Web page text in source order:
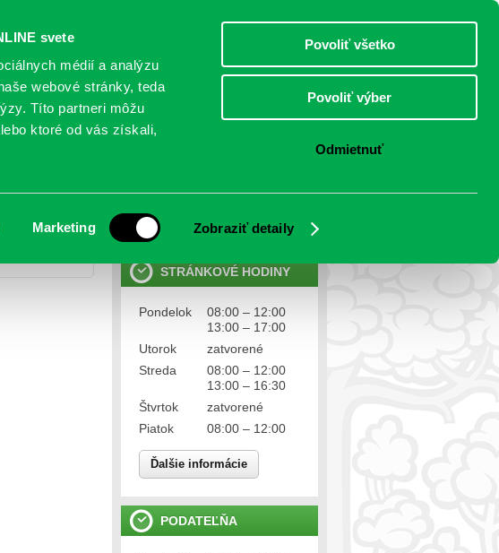
svete
médií a analýzu
webové stránky, teda
Títo partneri môžu
ktoré od vás získali,
Marketing Zobraziť detaily
Povoliť všetko
Povoliť výber
Odmietnuť
KONTO
TLAČIVÁ KONTAKTY
Ochrana osobných údajov
STRÁNKOVÉ HODINY
Pondelok
08:00 – 12:00
13:00 – 17:00
Utorok
zatvorené
Streda
08:00 – 12:00
13:00 – 16:30
Štvrtok
zatvorené
Piatok
08:00 – 12:00
Ďalšie informácie
PODATEĽŇA